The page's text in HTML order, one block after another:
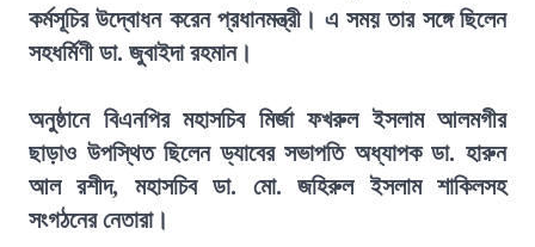
কর্মসূচির উদ্বোধন করেন প্রধানমন্ত্রী। এ সময় তার সঙ্গে ছিলেন
সহধর্মিণী ডা. জুবাইদা রহমান।
অনুষ্ঠানে বিএনপির মহাসচিব মির্জা ফখরুল ইসলাম আলমগীর
ছাড়াও উপস্থিত ছিলেন ড্যাবের সভাপতি অধ্যাপক ডা. হারুন
আল রশীদ, মহাসচিব ডা. মো. জহিরুল ইসলাম শাকিলসহ
সংগঠনের নেতারা।